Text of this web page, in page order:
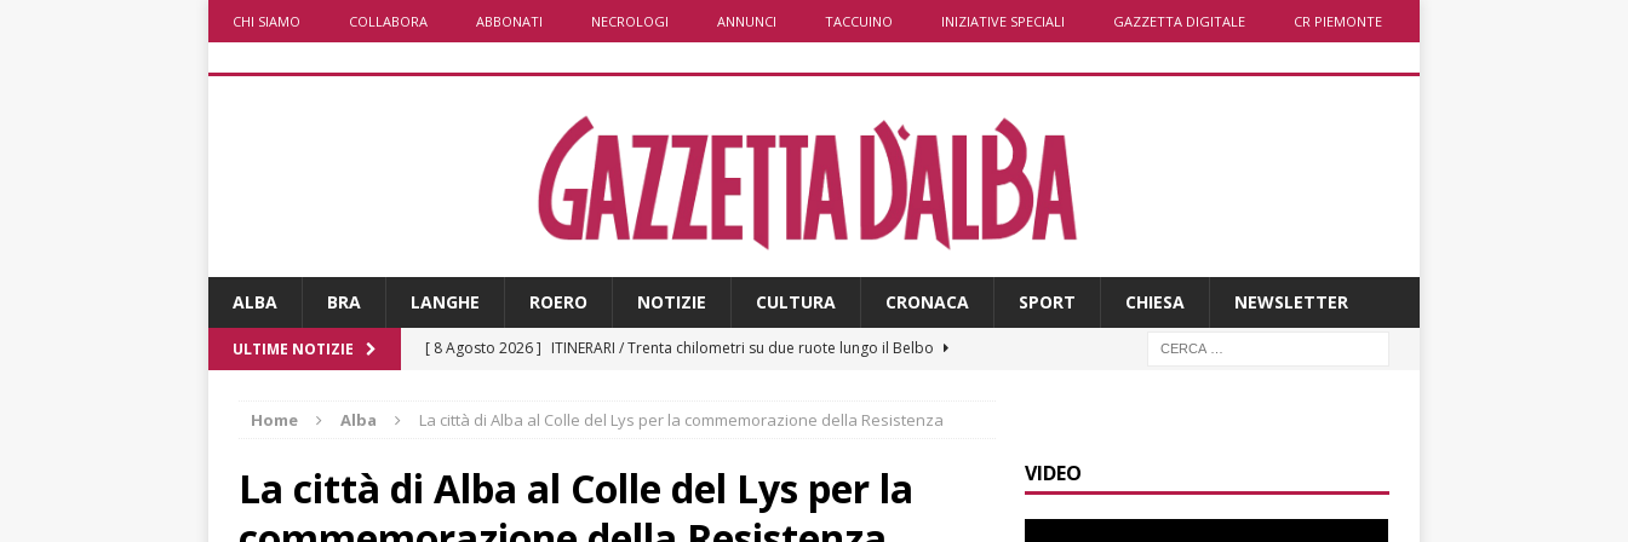
CHI SIAMO COLLABORA ABBONATI NECROLOGI ANNUNCI TACCUINO INIZIATIVE SPECIALI GAZZETTA DIGITALE CR PIEMONTE
ALBA BRA LANGHE ROERO NOTIZIE CULTURA CRONACA SPORT CHIESA NEWSLETTER
ULTIME NOTIZIE [ 8 Agosto 2026 ] ITINERARI / Trenta chilometri su due ruote lungo il Belbo
[ 8 Agosto 2026 ] Cuneo, stretta della Polizia: controlli, denunce e lotta al
degrado
CRONACA
La festa di San Rocco dimostra che Santo Stefano Belbo è un
Home Alba La città di Alba al Colle del Lys per la commemorazione della Resistenza
La città di Alba al Colle del Lys per la
VIDEO